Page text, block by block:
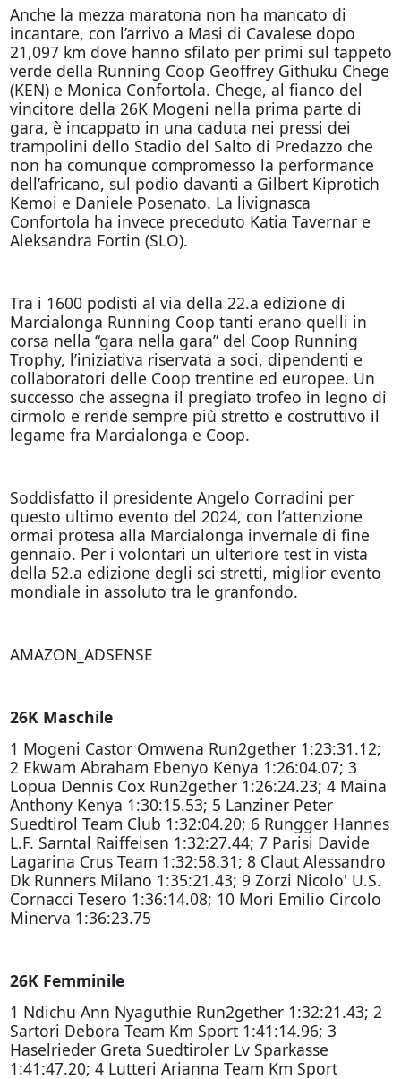
Anche la mezza maratona non ha mancato di
incantare, con l’arrivo a Masi di Cavalese dopo
21,097 km dove hanno sfilato per primi sul tappeto
verde della Running Coop Geoffrey Githuku Chege
(KEN) e Monica Confortola. Chege, al fianco del
vincitore della 26K Mogeni nella prima parte di
gara, è incappato in una caduta nei pressi dei
trampolini dello Stadio del Salto di Predazzo che
non ha comunque compromesso la performance
dell’africano, sul podio davanti a Gilbert Kiprotich
Kemoi e Daniele Posenato. La livignasca
Confortola ha invece preceduto Katia Tavernar e
Aleksandra Fortin (SLO).
Tra i 1600 podisti al via della 22.a edizione di
Marcialonga Running Coop tanti erano quelli in
corsa nella “gara nella gara” del Coop Running
Trophy, l’iniziativa riservata a soci, dipendenti e
collaboratori delle Coop trentine ed europee. Un
successo che assegna il pregiato trofeo in legno di
cirmolo e rende sempre più stretto e costruttivo il
legame fra Marcialonga e Coop.
Soddisfatto il presidente Angelo Corradini per
questo ultimo evento del 2024, con l’attenzione
ormai protesa alla Marcialonga invernale di fine
gennaio. Per i volontari un ulteriore test in vista
della 52.a edizione degli sci stretti, miglior evento
mondiale in assoluto tra le granfondo.
AMAZON_ADSENSE
26K Maschile
1 Mogeni Castor Omwena Run2gether 1:23:31.12;
2 Ekwam Abraham Ebenyo Kenya 1:26:04.07; 3
Lopua Dennis Cox Run2gether 1:26:24.23; 4 Maina
Anthony Kenya 1:30:15.53; 5 Lanziner Peter
Suedtirol Team Club 1:32:04.20; 6 Rungger Hannes
L.F. Sarntal Raiffeisen 1:32:27.44; 7 Parisi Davide
Lagarina Crus Team 1:32:58.31; 8 Claut Alessandro
Dk Runners Milano 1:35:21.43; 9 Zorzi Nicolo' U.S.
Cornacci Tesero 1:36:14.08; 10 Mori Emilio Circolo
Minerva 1:36:23.75
26K Femminile
1 Ndichu Ann Nyaguthie Run2gether 1:32:21.43; 2
Sartori Debora Team Km Sport 1:41:14.96; 3
Haselrieder Greta Suedtiroler Lv Sparkasse
1:41:47.20; 4 Lutteri Arianna Team Km Sport